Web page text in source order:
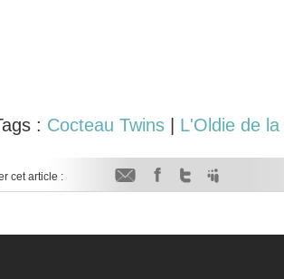
: Cocteau Twins| L'Oldie de
cet article :